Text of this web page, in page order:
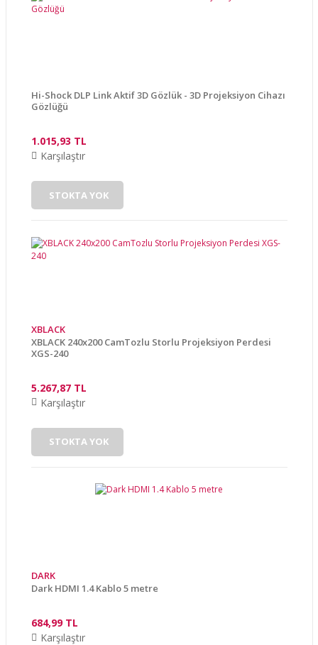
Hi-Shock DLP Link Aktif 3D Gözlük - 3D Projeksiyon Cihazı
Gözlüğü
1.015,93 TL
Karşılaştır
STOKTA YOK
XBLACK
XBLACK 240x200 CamTozlu Storlu Projeksiyon Perdesi
XGS-240
5.267,87 TL
Karşılaştır
STOKTA YOK
DARK
Dark HDMI 1.4 Kablo 5 metre
684,99 TL
Karşılaştır